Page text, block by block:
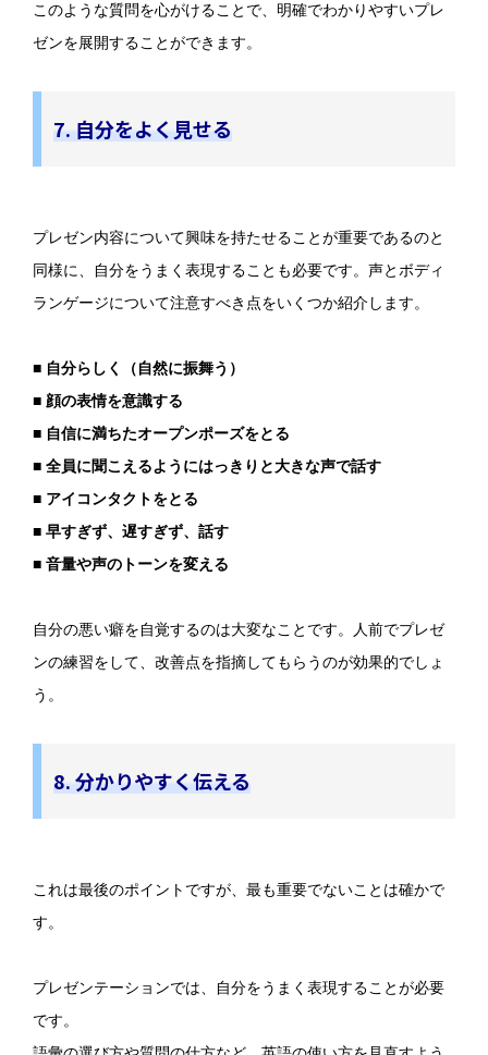
このような質問を心がけることで、明確でわかりやすいプレ
ゼンを展開することができます。
7. 自分をよく見せる
プレゼン内容について興味を持たせることが重要であるのと
同様に、自分をうまく表現することも必要です。声とボディ
ランゲージについて注意すべき点をいくつか紹介します。
■ 自分らしく（自然に振舞う）
■ 顔の表情を意識する
■ 自信に満ちたオープンポーズをとる
■ 全員に聞こえるようにはっきりと大きな声で話す
■ アイコンタクトをとる
■ 早すぎず、遅すぎず、話す
■ 音量や声のトーンを変える
自分の悪い癖を自覚するのは大変なことです。人前でプレゼ
ンの練習をして、改善点を指摘してもらうのが効果的でしょ
う。
8. 分かりやすく伝える
これは最後のポイントですが、最も重要でないことは確かで
す。
プレゼンテーションでは、自分をうまく表現することが必要
です。